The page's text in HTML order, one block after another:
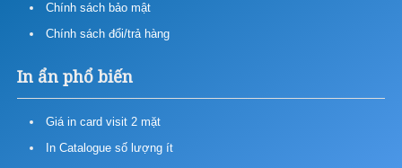
Chính sách bảo mật
Chính sách đổi/trả hàng
In ẩn phổ biến
Giá in card visit 2 mặt
In Catalogue số lượng ít